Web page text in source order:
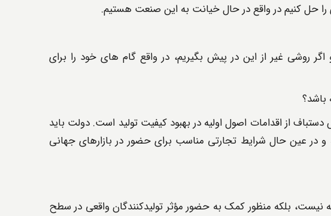
حل کنیم در واقع در حال خیانت به این صنعت هستیم.
روشی غیر از این در پیش بگیریم، در واقع گام های خود را برای
از اقدامات اصول اولیه در بهبود کیفیت تولید است. دولت باید
عین حال شرایط تجارتی مناسب برای حضور در بازارهای جهانی
نیست، بلکه منظور کمک به حضور مؤثر تولیدکنندگان واقعی در سطح